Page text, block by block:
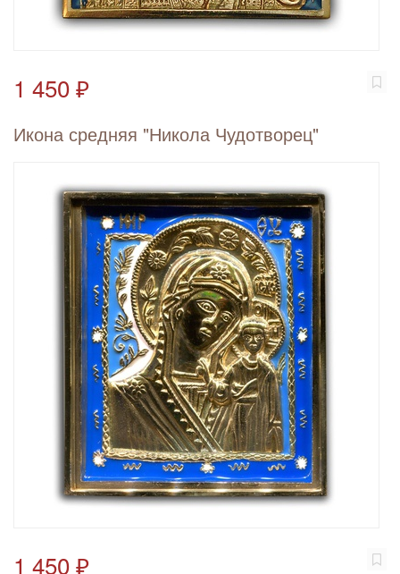
1 450 ₽
Икона средняя "Никола Чудотворец"
1 450 ₽